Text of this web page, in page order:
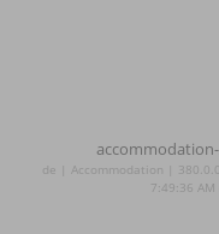
de | Accommodation |
7:49:36